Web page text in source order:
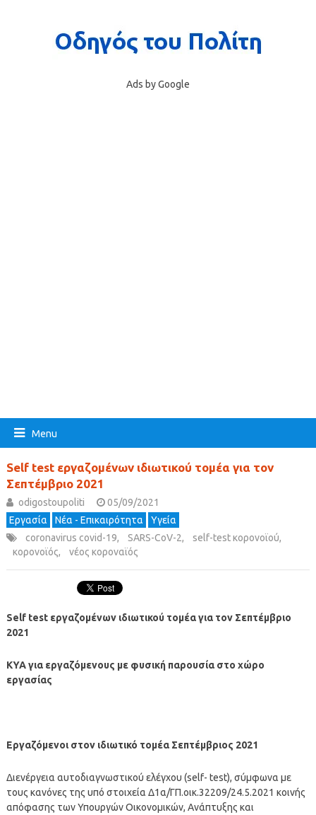
Ads by Google
Menu
Self test εργαζομένων ιδιωτικού τομέα για τον
Σεπτέμβριο 2021
odigostoupoliti
05/09/2021
Εργασία
Νέα - Επικαιρότητα
Υγεία
coronavirus covid-19, SARS-CoV-2, self-test κορονοϊού,
κορονοϊός, νέος κοροναϊός
Self test εργαζομένων ιδιωτικού τομέα για τον Σεπτέμβριο
2021
ΚΥΑ για εργαζόμενους με φυσική παρουσία στο χώρο
εργασίας
Εργαζόμενοι στον ιδιωτικό τομέα Σεπτέμβριος 2021
Διενέργεια αυτοδιαγνωστικού ελέγχου (self- test), σύμφωνα με
τους κανόνες της υπό στοιχεία Δ1α/ΓΠ.οικ.32209/24.5.2021 κοινής
απόφασης των Υπουργών Οικονομικών, Ανάπτυξης και